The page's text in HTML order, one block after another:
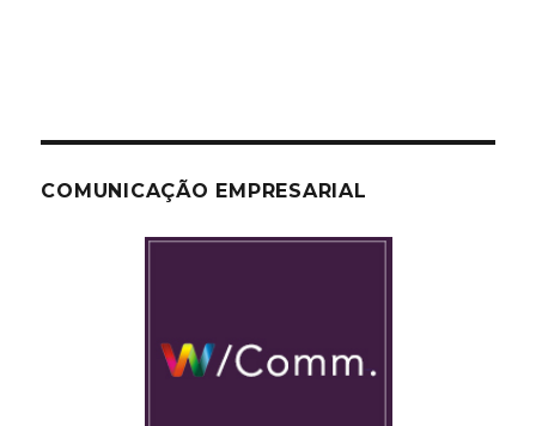
COMUNICAÇÃO EMPRESARIAL